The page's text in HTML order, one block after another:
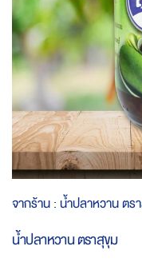
to
beginning
จากร้าน :น้ำปลาหวาน ตร
น้ำปลาหวาน ตราสุขุม